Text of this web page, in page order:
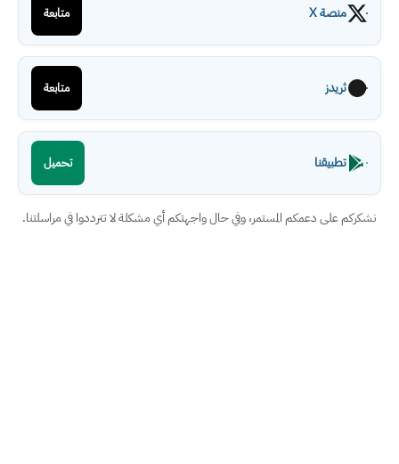
منصة X متابعة
ثريدز متابعة
تطبيقنا تحميل
نشكركم على دعمكم المستمر، وفي حال واجهتكم أي مشكلة لا تترددوا في مراسلتنا.